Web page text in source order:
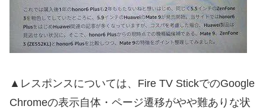
▲レスポンスについては、Fire TV StickでのGoogle
Chromeの表示自体・ページ遷移がやや難ありな状